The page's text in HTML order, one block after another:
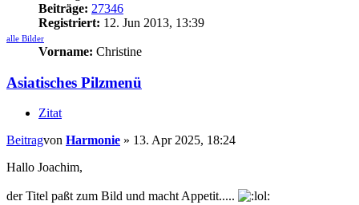
Beiträge: 27346
Registriert: 12. Jun 2013, 13:39
alle Bilder
Vorname: Christine
Asiatisches Pilzmenü
Zitat
Beitragvon Harmonie » 13. Apr 2025, 18:24
Hallo Joachim,
der Titel paßt zum Bild und macht Appetit.....